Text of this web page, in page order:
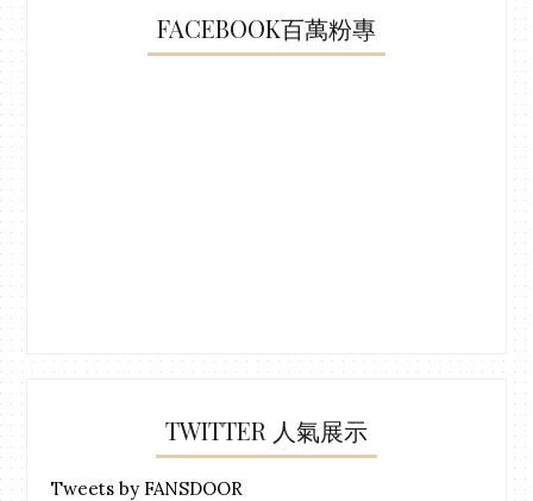
FACEBOOK百萬粉專
TWITTER 人氣展示
Tweets by FANSDOOR